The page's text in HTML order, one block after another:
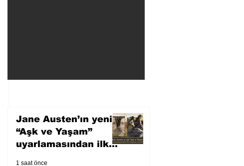
Jane Austen’ın yeni
“Aşk ve Yaşam”
uyarlamasından ilk
1 saat önce